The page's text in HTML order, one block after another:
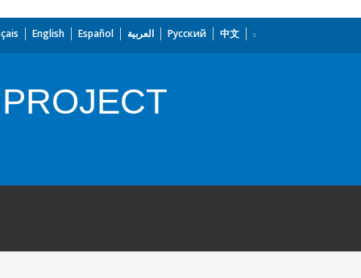
English Español العربية Русский 中文